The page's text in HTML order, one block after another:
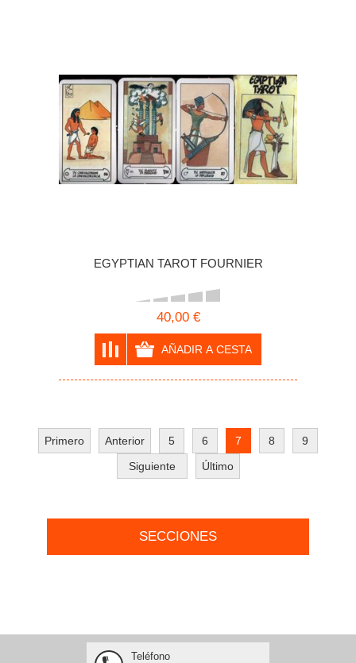
EGYPTIAN TAROT FOURNIER
40,00 €
Primero Anterior 5 6 7 8
9
Siguiente
Último
SECCIONES
Teléfono